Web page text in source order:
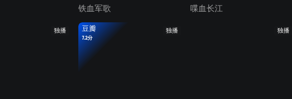
铁血军歌 喋血长江
独播 独播
豆瓣
7.2分
独播